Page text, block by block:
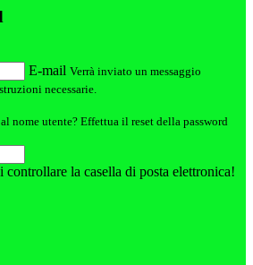
E-mail Verrà inviato un messaggio
necessarie.
nome utente? Effettua il reset della password
la casella di posta elettronica!